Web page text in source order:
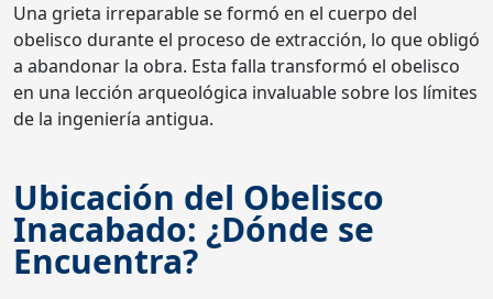
Una grieta irreparable se formó en el cuerpo del
obelisco durante el proceso de extracción, lo que obligó
a abandonar la obra. Esta falla transformó el obelisco
en una lección arqueológica invaluable sobre los límites
de la ingeniería antigua.
Ubicación del Obelisco
Inacabado: ¿Dónde se
Encuentra?